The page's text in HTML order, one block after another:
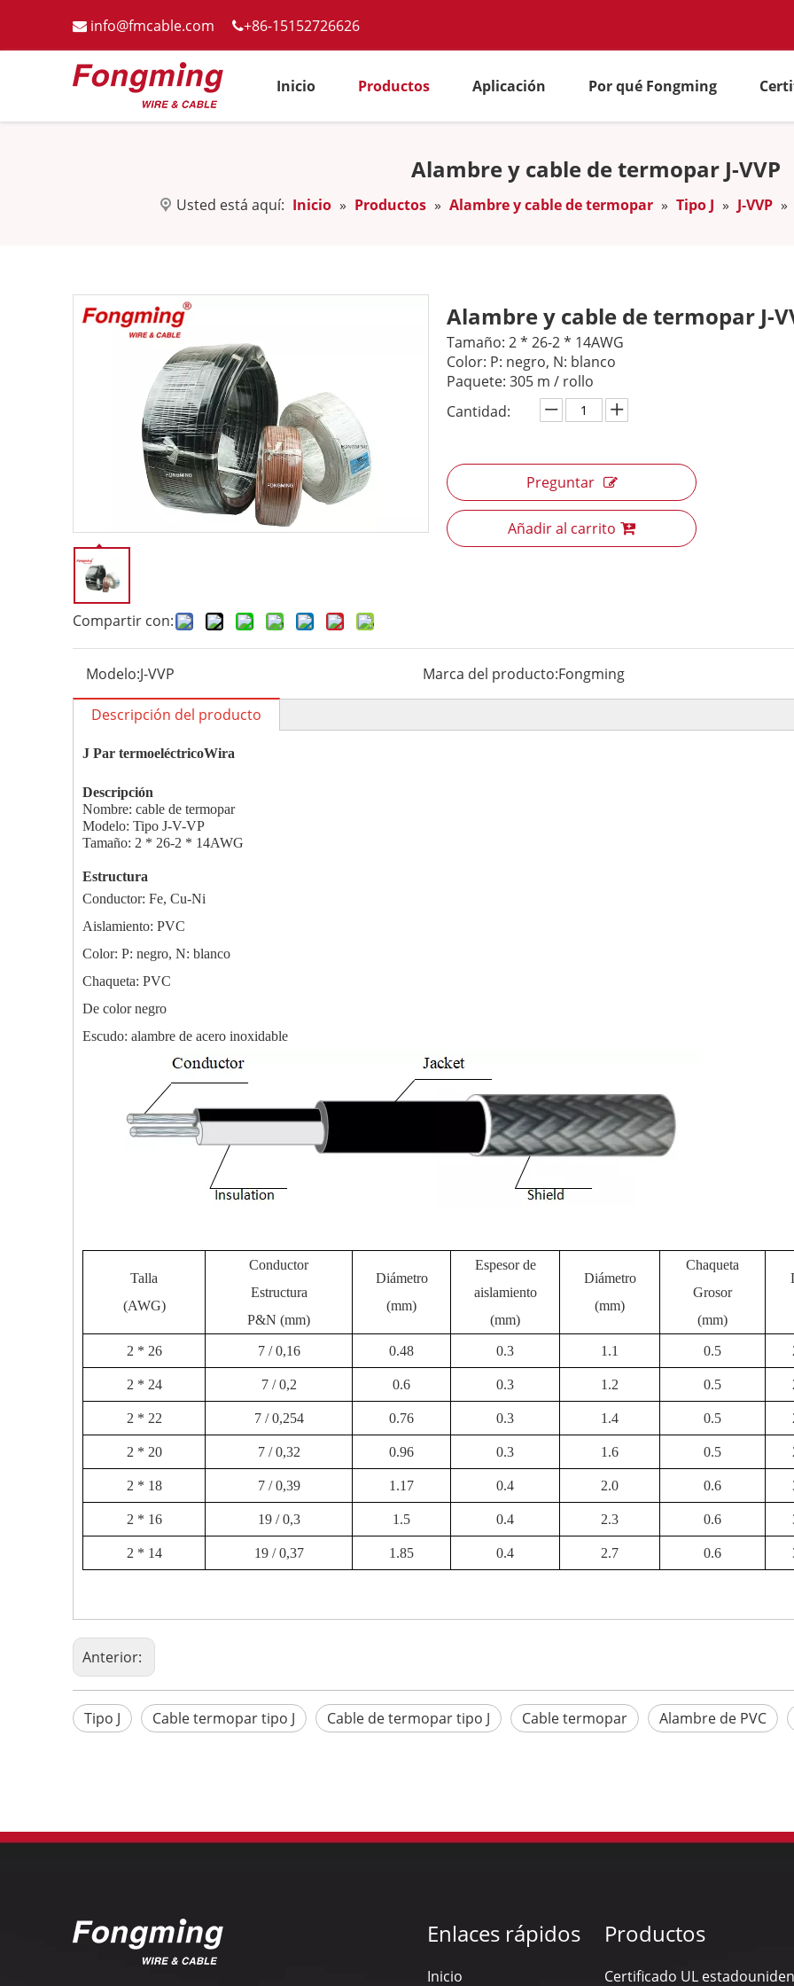
 info@fmcable.com +86-15152726626
Inicio Productos Aplicación Por qué Fongming
Alambre y cable de termopar J-VVP
Usted está aquí: Inicio » Productos » Alambre y cable de termopar » Tipo J » J-VVP »
Compartir con:
Alambre y cable de termopar J-
Tamaño: 2 * 26-2 * 14AWG
Color: P: negro, N: blanco
Paquete: 305 m / rollo
Cantidad:
Preguntar
Añadir al carrito
Modelo:J-VVP Marca del producto:Fongming
Descripción del producto
J Par termoeléctricoWira
Descripción
Nombre: cable de termopar
Modelo: Tipo J-V-VP
Tamaño: 2 * 26-2 * 14AWG
Estructura
Conductor: Fe, Cu-Ni
Aislamiento: PVC
Color: P: negro, N: blanco
Chaqueta: PVC
De color negro
Escudo: alambre de acero inoxidable
Talla
(AWG)
Conductor
Estructura
P&N (mm)
Diámetro
(mm)
Espesor de
aislamiento
(mm)
Diámetro
(mm)
Chaqueta
Grosor
(mm)
2 * 26 7 / 0,16 0.48 0.3 1.1 0.5
2 * 24 7 / 0,2 0.6 0.3 1.2 0.5
2 * 22 7 / 0,254 0.76 0.3 1.4 0.5
2 * 20 7 / 0,32 0.96 0.3 1.6 0.5
2 * 18 7 / 0,39 1.17 0.4 2.0 0.6
2 * 16 19 / 0,3 1.5 0.4 2.3 0.6
2 * 14 19 / 0,37 1.85 0.4 2.7 0.6
Anterior:
Tipo J Cable termopar tipo J Cable de termopar tipo J Cable termopar Alambre de PVC
Enlaces rápidos
Inicio
Productos
Certificado UL